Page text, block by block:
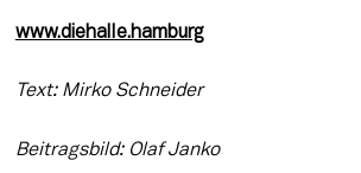
www.diehalle.hamburg
Text: Mirko Schneider
Beitragsbild: Olaf Janko